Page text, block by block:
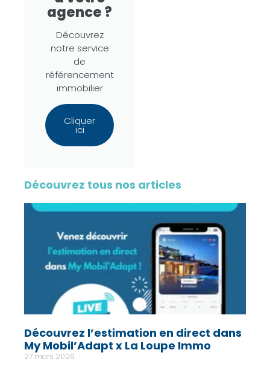
agence ?
Découvrez
notre service
de
référencement
immobilier
Cliquer
ici
Découvrez tous nos articles
Découvrez l’estimation en direct dans
My Mobil’Adapt x La Loupe Immo
27 mars 2026